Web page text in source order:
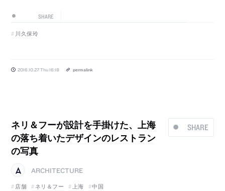
SHARE
川久保玲
2016.10.27 Thu 16:18 permalink
SHARE
ネリ＆フーが設計を手掛けた、上海
の落ち着いたデザインのレストラン
の写真
ARCHITECTURE
店舗
ネリ＆フー 上海 中国